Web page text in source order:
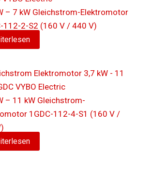
– 7 kW Gleichstrom-Elektromotor
112-2-S2 (160 V / 440 V)
– 11 kW Gleichstrom-
1GDC-112-4-S1 (160 V /